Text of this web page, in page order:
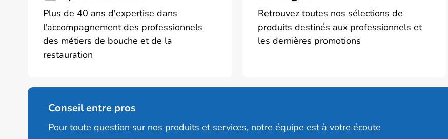
page
la
page
du
Plus de 40 ans d'expertise dans
l'accompagnement des professionnels
des métiers de bouche et de la
restauration
Retrouvez toutes nos sélections de
produits destinés aux professionnels et
les dernières promotions
Conseil entre pros
Pour toute question sur nos produits et services, notre équipe est à votre écoute